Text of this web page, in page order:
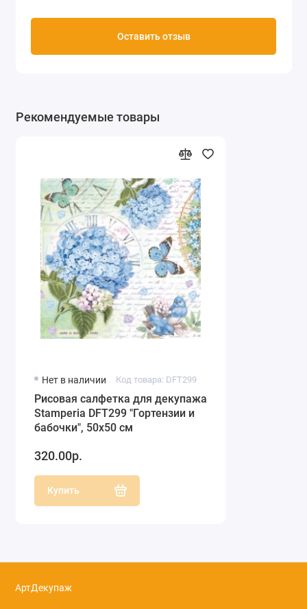
Оставить отзыв
Рекомендуемые товары
Нет в наличии Код товара: DFT299
Рисовая салфетка для декупажа
Stamperia DFT299 "Гортензии и
бабочки", 50х50 см
320.00р.
Купить
АртДекупаж